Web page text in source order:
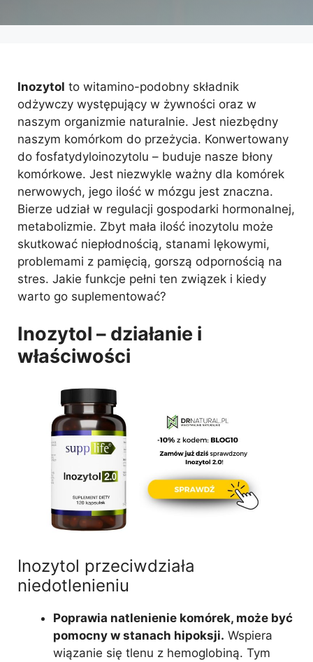
Inozytol to witamino-podobny składnik
odżywczy występujący w żywności oraz w
naszym organizmie naturalnie. Jest niezbędny
naszym komórkom do przeżycia. Konwertowany
do fosfatydyloinozytolu – buduje nasze błony
komórkowe. Jest niezwykle ważny dla komórek
nerwowych, jego ilość w mózgu jest znaczna.
Bierze udział w regulacji gospodarki hormonalnej,
metabolizmie. Zbyt mała ilość inozytolu może
skutkować niepłodnością, stanami lękowymi,
problemami z pamięcią, gorszą odpornością na
stres. Jakie funkcje pełni ten związek i kiedy
warto go suplementować?
Inozytol – działanie i
właściwości
Inozytol przeciwdziała
niedotlenieniu
Poprawia natlenienie komórek, może być
pomocny w stanach hipoksji. Wspiera
wiązanie się tlenu z hemoglobiną. Tym